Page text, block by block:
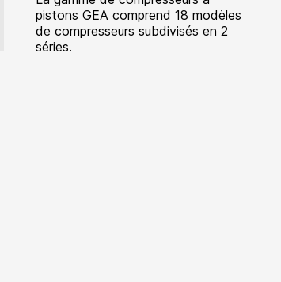
pistons GEA comprend 18 modèles
de compresseurs subdivisés en 2
séries.